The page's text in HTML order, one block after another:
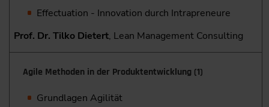
Effectuation - Innovation durch Intrapreneure
Prof. Dr. Tilko Dietert, Lean Management Consulting
Agile Methoden in der Produktentwicklung (1)
Grundlagen Agilität